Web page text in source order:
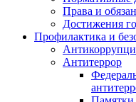
Права и
Достижения
Профилактика и
Антитеррор